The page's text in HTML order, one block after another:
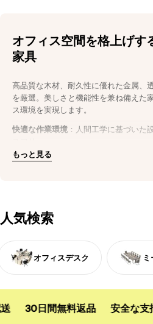
オフィス空間を格上げす
家具
高品質な木材、耐久性に優れた金属、
を厳選。美しさと機能性を兼ね備えた
ス環境を実現します。
快適な作業環境 ：人間工学に基づいた
耐久性抜群
効率性と美観を両立させたオフィス家
を向上。
今すぐ購入 して、理想のオフィス空間
もっと見る
人気検索
オフィスデスク
30日間無料返品 安全な支払